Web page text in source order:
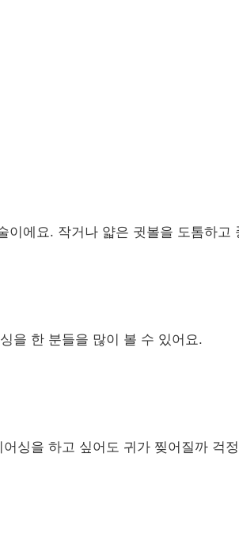
이에요. 작거나 얇은 귓볼을 도톰하고
을 한 분들을 많이 볼 수 있어요.
싱을 하고 싶어도 귀가 찢어질까 걱